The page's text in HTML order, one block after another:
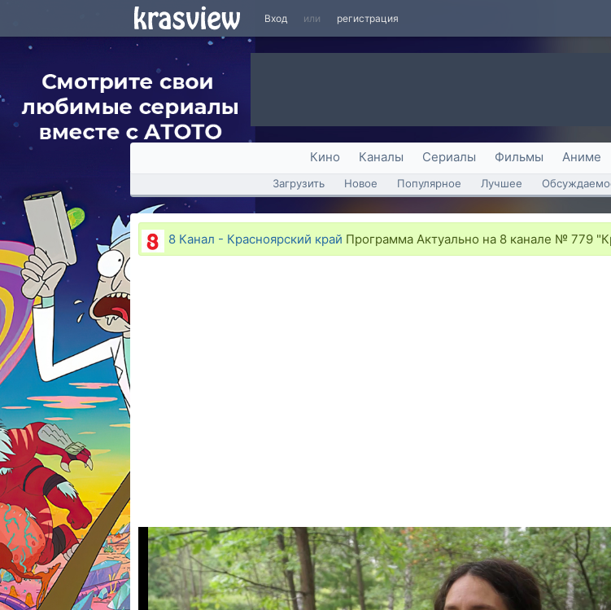
Вход или регистрация
Кино Каналы Сериалы Фильмы Аниме
Загрузить Новое Популярное Лучшее
8 Канал - Красноярский край Программа Актуально на 8 канале № 779